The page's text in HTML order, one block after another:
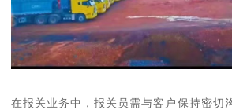
在报关业务中，报关员需与客户保持密切